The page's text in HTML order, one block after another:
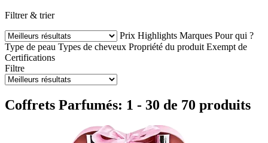
Filtrer & trier
Prix Highlights Marques Pour qui ?
Type de peau Types de cheveux Propriété du produit Exempt de
Certifications
Filtre
Coffrets Parfumés: 1 - 30 de 70 produits